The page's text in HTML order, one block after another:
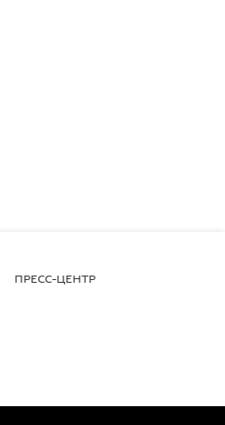
ПРЕСС-ЦЕНТР